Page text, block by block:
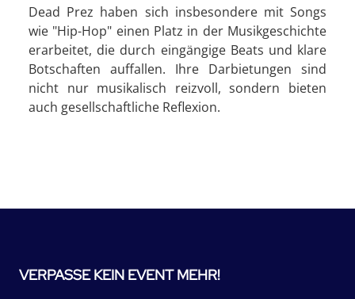
Dead Prez haben sich insbesondere mit Songs
wie "Hip-Hop" einen Platz in der Musikgeschichte
erarbeitet, die durch eingängige Beats und klare
Botschaften auffallen. Ihre Darbietungen sind
nicht nur musikalisch reizvoll, sondern bieten
auch gesellschaftliche Reflexion.
VERPASSE KEIN EVENT MEHR!